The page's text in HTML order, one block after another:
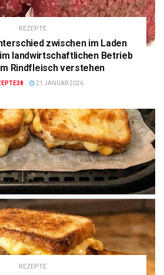
REZEPTE
zwischen im Laden
landwirtschaftlichen Betrieb
Rindfleisch verstehen
21 JANUAR 2026
REZEPTE